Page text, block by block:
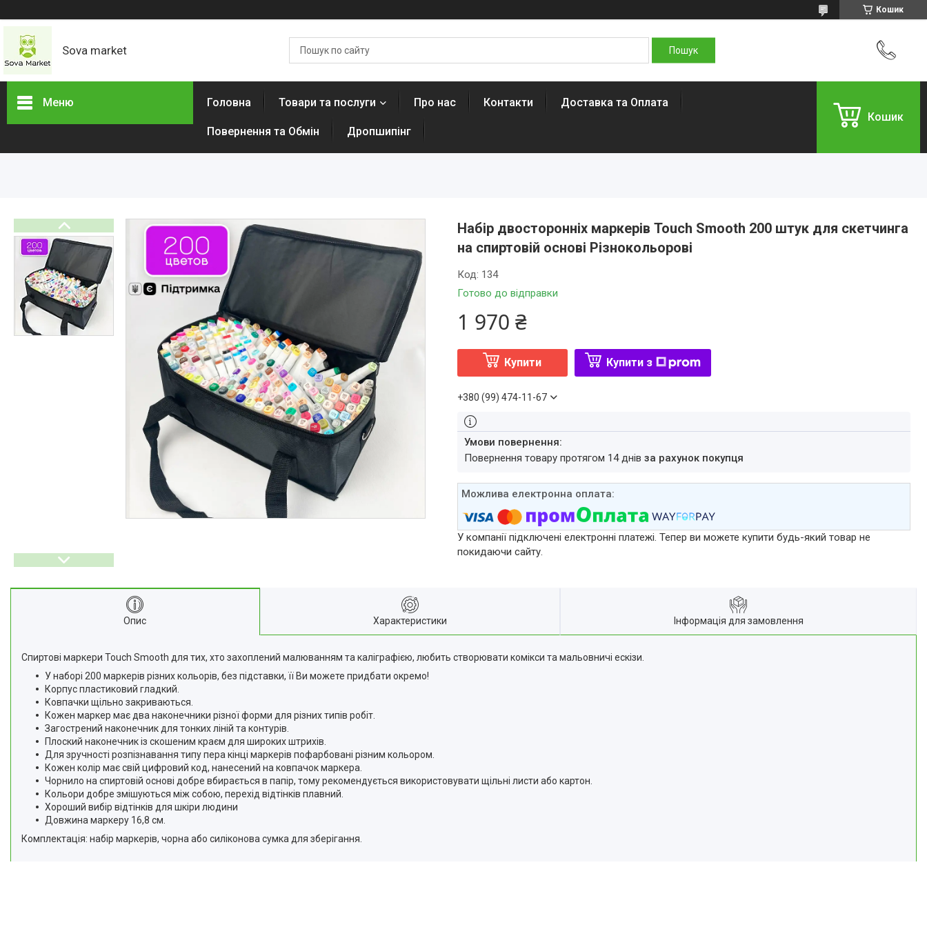
Кошик
Sova market
Меню
Підвіски
Дитячі товари
Товари для дому
Тактичний одяг
Ліхтарі
Генератори
Товари для дому з дерева
Спортивний інвентар та
Футляри і органайзери для
Товари для дому
Доставка та оплата
Повернення та Обмін
Головна Товари та послуги Про нас Контакти Доставка та Оплата
Повернення та Обмін Дропшипінг
Кошик
Набір двосторонніх маркерів Touch Smooth 200 штук для скетчинга
на спиртовій основі Різнокольорові
Готово до відправки
Код: 134
1 970 ₴
Купити Купити з
+380 (99) 474-11-67
повернення товару протягом 14 днів за рахунок покупця
У компанії підключені електронні платежі. Тепер ви можете купити будь-який товар не
покидаючи сайту.
Опис Характеристики Інформація для замовлення
Спиртові маркери Touch Smooth для тих, хто захоплений малюванням та каліграфією, любить створювати комікси та мальовничі ескізи.
У наборі 200 маркерів різних кольорів, без підставки, її Ви можете придбати окремо!
Корпус пластиковий гладкий.
Ковпачки щільно закриваються.
Кожен маркер має два наконечники різної форми для різних типів робіт.
Загострений наконечник для тонких ліній та контурів.
Плоский наконечник із скошеним краєм для широких штрихів.
Для зручності розпізнавання типу пера кінці маркерів пофарбовані різним кольором.
Кожен колір має свій цифровий код, нанесений на ковпачок маркера.
Чорнило на спиртовій основі добре вбирається в папір, тому рекомендується використовувати щільні листи або картон.
Кольори добре змішуються між собою, перехід відтінків плавний.
Хороший вибір відтінків для шкіри людини
Довжина маркеру 16,8 см.
Комплектація: набір маркерів, чорна або силіконова сумка для зберігання.